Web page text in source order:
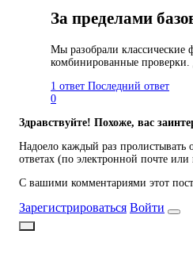
За пределами
Мы разобрали классические
комбинированные
1 ответ Последний ответ
0
Здравствуйте! Похоже, вас
Надоело каждый раз пролистывать
ответах (по электронной почте
С вашими комментариями этот
Зарегистрироваться Войти